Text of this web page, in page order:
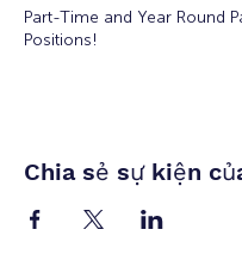
Part-Time and Year Round
Positions!
Chia sẻ sự kiện